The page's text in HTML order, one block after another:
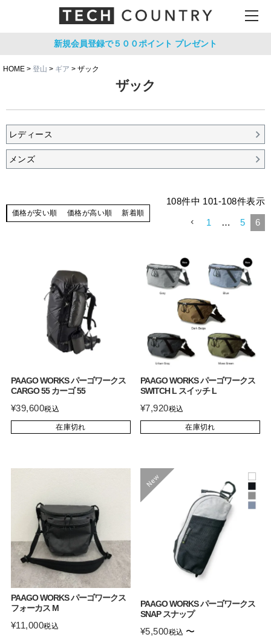
新規会員登録で５００ポイント プレゼント
HOME 登山 ギア ザック
ザック
レディース
メンズ
価格が安い順 価格が高い順 新着順
108件中 101-108件表示
1 … 5 6
PAAGO WORKS パーゴワークス
CARGO 55 カーゴ 55
¥39,600税込
在庫切れ
PAAGO WORKS パーゴワークス
SWITCH L スイッチ L
¥7,920税込
在庫切れ
PAAGO WORKS パーゴワークス
フォーカス M
¥11,000税込
PAAGO WORKS パーゴワークス
SNAP スナップ
¥5,500税込 〜